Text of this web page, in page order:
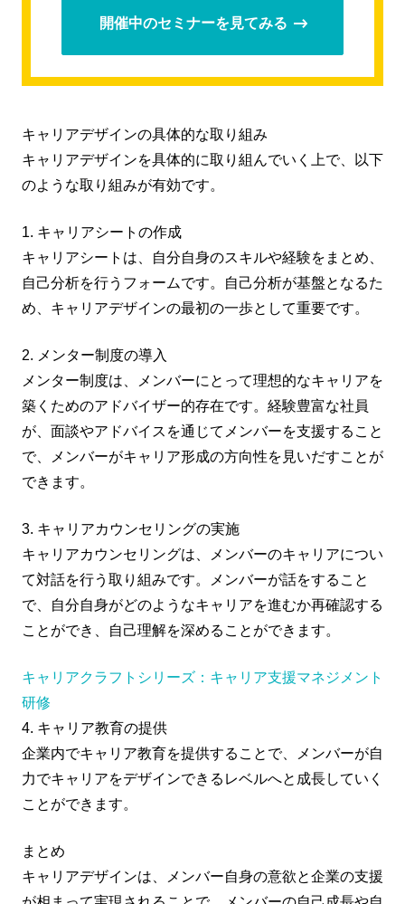
開催中のセミナーを見てみる
キャリアデザインの具体的な取り組み
キャリアデザインを具体的に取り組んでいく上で、以下
のような取り組みが有効です。
1. キャリアシートの作成
キャリアシートは、自分自身のスキルや経験をまとめ、
自己分析を行うフォームです。自己分析が基盤となるた
め、キャリアデザインの最初の一歩として重要です。
2. メンター制度の導入
メンター制度は、メンバーにとって理想的なキャリアを
築くためのアドバイザー的存在です。経験豊富な社員
が、面談やアドバイスを通じてメンバーを支援すること
で、メンバーがキャリア形成の方向性を見いだすことが
できます。
3. キャリアカウンセリングの実施
キャリアカウンセリングは、メンバーのキャリアについ
て対話を行う取り組みです。メンバーが話をすること
で、自分自身がどのようなキャリアを進むか再確認する
ことができ、自己理解を深めることができます。
キャリアクラフトシリーズ：キャリア支援マネジメント
研修
4. キャリア教育の提供
企業内でキャリア教育を提供することで、メンバーが自
力でキャリアをデザインできるレベルへと成長していく
ことができます。
まとめ
キャリアデザインは、メンバー自身の意欲と企業の支援